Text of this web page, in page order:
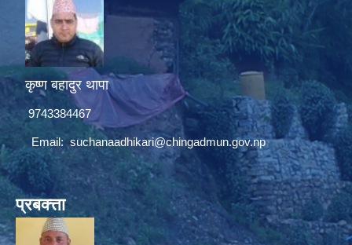
कृष्ण बहादुर थापा
9743384467
Email:suchanaadhikari@chingadmun.gov.np
प्रबक्त्ता